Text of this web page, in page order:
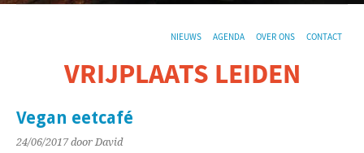
NIEUWS AGENDA OVER ONS CONTACT
VRIJPLAATS LEIDEN
Vegan eetcafé
24/06/2017 door David